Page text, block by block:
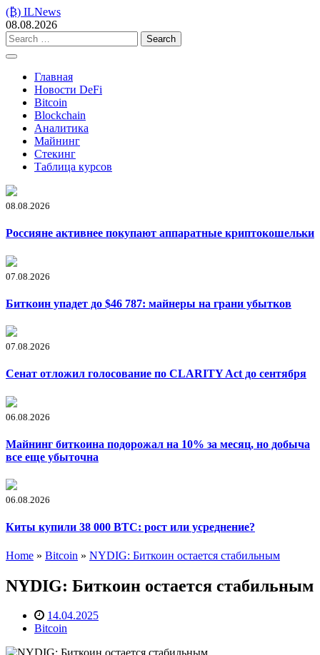
Skip
to
content
(₿) ILNews
08.08.2026
Search
for:
Главная
Новости DeFi
Bitcoin
Blockchain
Аналитика
Майнинг
Стекинг
Таблица курсов
08.08.2026
Россияне активнее покупают аппаратные криптокошельки
07.08.2026
Биткоин упадет до $46 787: майнеры на грани убытков
07.08.2026
Сенат отложил голосование по CLARITY Act до сентября
06.08.2026
Майнинг биткоина подорожал на 10% за месяц, но добыча
все еще убыточна
06.08.2026
Киты купили 38 000 BTC: рост или усреднение?
Home » Bitcoin » NYDIG: Биткоин остается стабильным
NYDIG: Биткоин остается стабильным
14.04.2025
Bitcoin